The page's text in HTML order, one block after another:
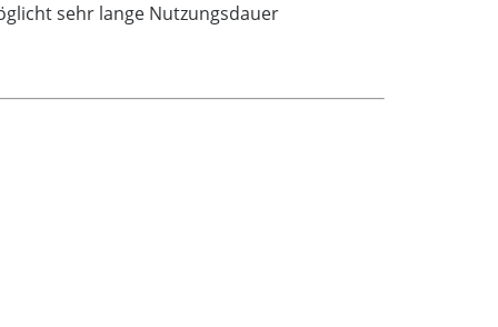
sehr lange Nutzungsdauer